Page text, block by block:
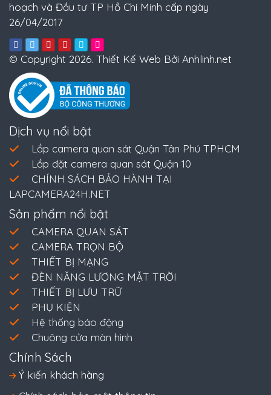
hoạch và Đầu tư TP Hồ Chí Minh cấp ngày
26/04/2017
© Copyright 2026. Thiết Kế Web Bởi Anhlinh.net
Dịch vụ nổi bật
Lắp camera quan sát Quận Tân Phú TPHCM
Lắp đặt camera quan sát Quận 10
CHÍNH SÁCH BẢO HÀNH TẠI
LAPCAMERA24H.NET
Sản phẩm nổi bật
CAMERA QUAN SÁT
CAMERA TRỌN BỘ
THIẾT BỊ MẠNG
ĐÈN NĂNG LƯỢNG MẶT TRỜI
THIẾT BỊ LƯU TRỮ
PHỤ KIỆN
Hệ thống báo động
Chuông cửa màn hình
Chính Sách
Ý kiến khách hàng